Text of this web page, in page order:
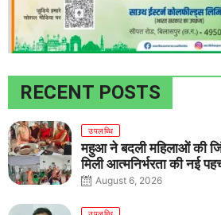
RECENT POSTS
उपलब्धि
महुआ ने बदली महिलाओं की
मिली आत्मनिर्भरता की नई
August 6, 2026